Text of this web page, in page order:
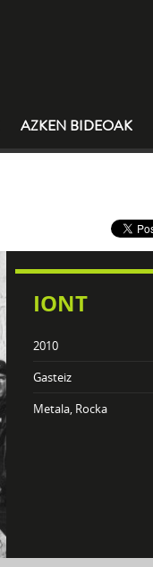
AZKEN BIDEOAK
IONT
2010
Gasteiz
Metala, Rocka